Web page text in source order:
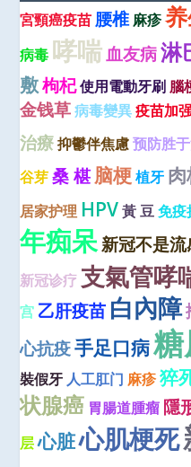
宮頸癌疫苗 腰椎麻疹
病毒 哮喘血友病淋
敷枸杞使用電動牙刷 腦
金钱草 病毒變異 疫苗加
治療 抑鬱伴焦慮 预防胜
谷芽 桑 椹脑梗 植牙
居家护理 HPV 黃 豆 免疫
年痴呆新冠不是
新冠诊疗 支氣管哮
宫 乙肝疫苗 白內障
心抗疫手足口病
裝假牙 人工肛门 麻疹猝
状腺癌 胃腸道腫瘤 隱
层 心脏心肌梗死